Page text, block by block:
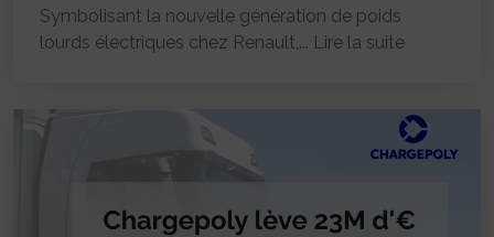
Symbolisant la nouvelle génération de poids
lourds électriques chez Renault,... Lire la suite